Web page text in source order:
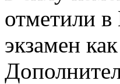
отметили
экзамен